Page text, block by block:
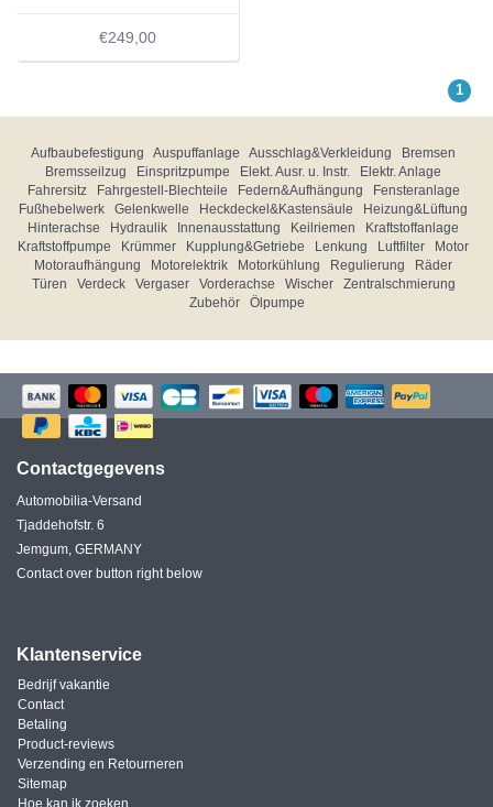
€249,00
1
Aufbaubefestigung Auspuffanlage Ausschlag&Verkleidung
Bremsen
Bremsseilzug
Einspritzpumpe Elekt. Ausr. u. Instr.
Elektr. Anlage
Fahrersitz
Fahrgestell-Blechteile Federn&Aufhängung
Fensteranlage
Fußhebelwerk
Gelenkwelle Heckdeckel&Kastensäule
Heizung&Lüftung
Hinterachse
Hydraulik Innenausstattung Keilriemen
Kraftstoffanlage
Kraftstoffpumpe
Krümmer Kupplung&Getriebe Lenkung Luftfilter
Motor
Motoraufhängung
Motorelektrik Motorkühlung Regulierung
Räder
Türen
Verdeck Vergaser Vorderachse Wischer
Zentralschmierung
Zubehör
Ölpumpe
Contactgegevens
Automobilia-Versand
Tjaddehofstr. 6
Jemgum, GERMANY
Contact over button right below
Klantenservice
Bedrijf vakantie
Contact
Betaling
Product-reviews
Verzending en Retourneren
Sitemap
Hoe kan ik zoeken